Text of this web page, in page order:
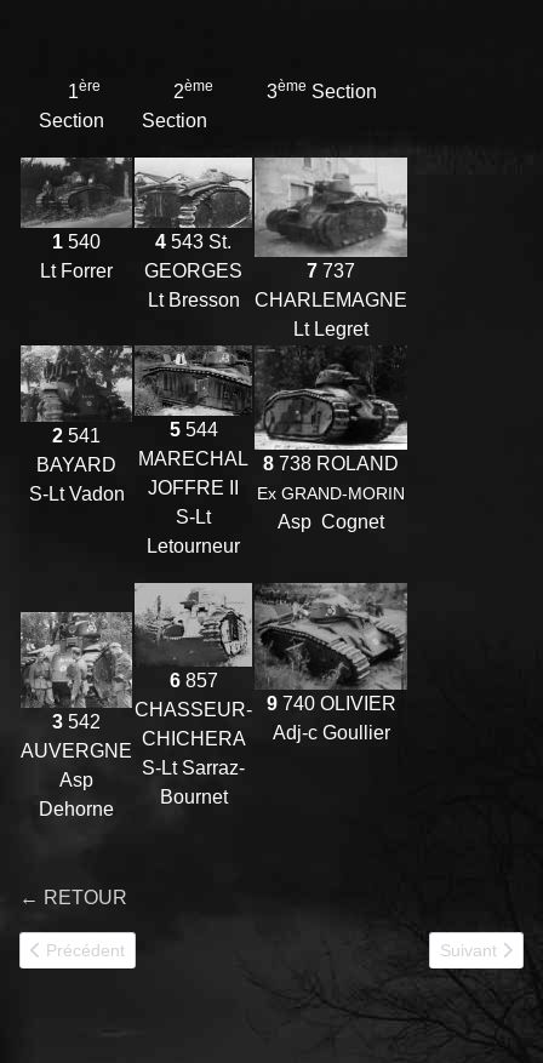
1ère
Section
2ème
Section
3ème Section
1 540
Lt Forrer
4 543 St.
GEORGES
Lt Bresson
7 737
CHARLEMAGNE
Lt Legret
2 541
BAYARD
S-Lt Vadon
5544
MARECHAL
JOFFRE II
S-Lt
Letourneur
8 738 ROLAND
Ex GRAND-MORIN
Asp Cognet
3 542
AUVERGNE
Asp
Dehorne
6857
CHASSEUR-
CHICHERA
S-Lt Sarraz-
Bournet
9740 OLIVIER
Adj-c Goullier
← RETOUR
Article précédent : 1944 B1bis
Précédent Article
Suivant